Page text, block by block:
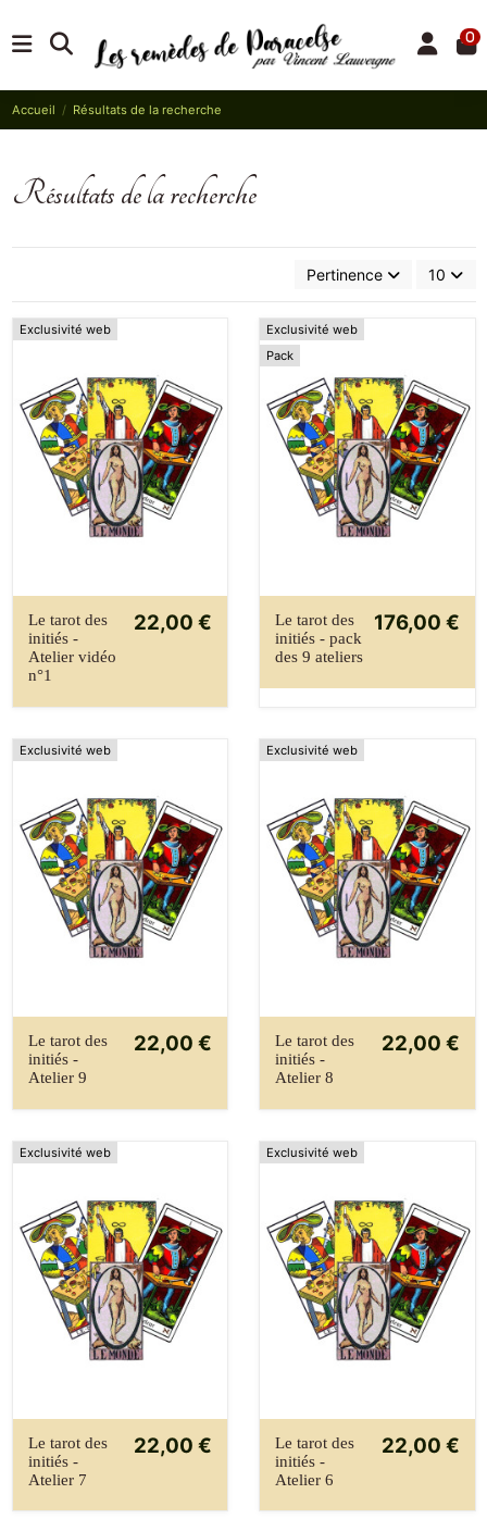
0
Accueil Résultats de la recherche
Résultats de la recherche
Pertinence 10
Exclusivité web
Le tarot des
initiés -
Atelier vidéo
n°1
22,00 €
Exclusivité web
Pack
Le tarot des
initiés - pack
des 9 ateliers
176,00 €
Exclusivité web
Le tarot des
initiés -
Atelier 9
22,00 €
Exclusivité web
Le tarot des
initiés -
Atelier 8
22,00 €
Exclusivité web
Le tarot des
initiés -
Atelier 7
22,00 €
Exclusivité web
Le tarot des
initiés -
Atelier 6
22,00 €